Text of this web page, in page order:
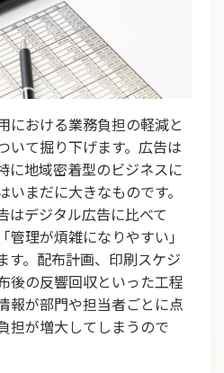
における業務負担の軽減と
いて掘り下げます。広告は
に地域密着型のビジネスに
まだに大きなものです。
はデジタル広告に比べて
管理が煩雑になりやすい」
す。配布計画、印刷スケジ
後の反響回収といった工程
報が部門や担当者ごとに点
担が増大してしまうので